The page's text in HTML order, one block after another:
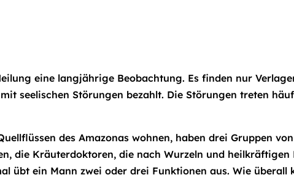
eine langjährige Beobachtung. Es finden nur
seelischen Störungen bezahlt. Die Störungen treten
des Amazonas wohnen, haben drei Gruppen
die Kräuterdoktoren, die nach Wurzeln und heilkräftigen
übt ein Mann zwei oder drei Funktionen aus. Wie überall